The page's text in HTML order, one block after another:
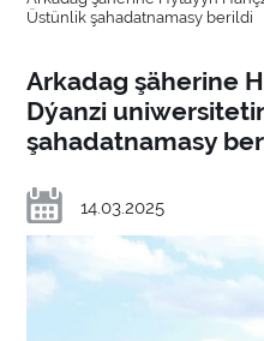
Üstünlik şahadatnamasy berildi
Arkadag şäherine
Dýanzi
şahadatnamasy
14.03.2025